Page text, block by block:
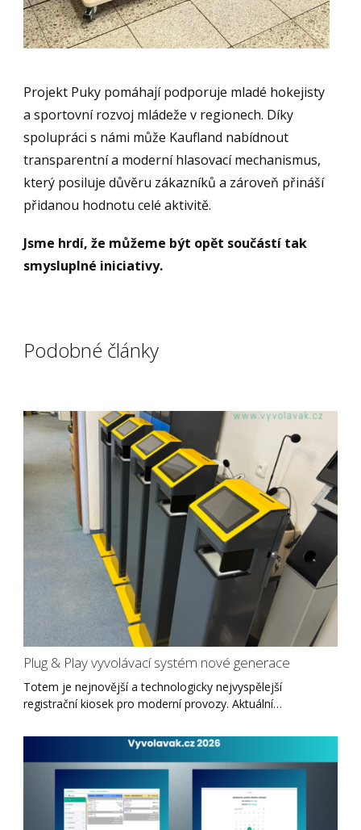
Projekt Puky pomáhají podporuje mladé hokejisty
a sportovní rozvoj mládeže v regionech. Díky
spolupráci s námi může Kaufland nabídnout
transparentní a moderní hlasovací mechanismus,
který posiluje důvěru zákazníků a zároveň přináší
přidanou hodnotu celé aktivitě.
Jsme hrdí, že můžeme být opět součástí tak
smysluplné iniciativy.
Podobné články
Plug & Play vyvolávací systém nové generace
Totem je nejnovější a technologicky nejvyspělejší
registrační kiosek pro moderní provozy. Aktuální…